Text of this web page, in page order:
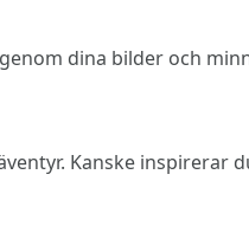
dina bilder och
Kanske inspirerar